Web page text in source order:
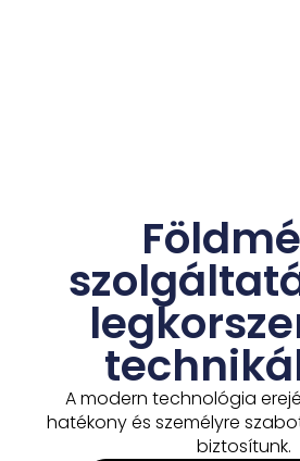
A modern technológia
hatékony és személyre
biztosítunk.